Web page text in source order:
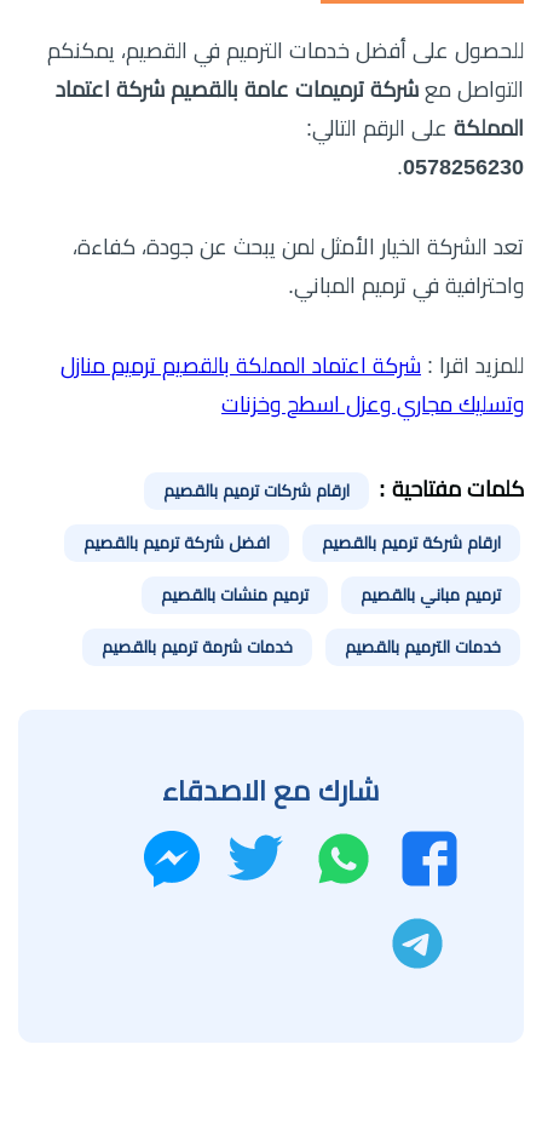
للحصول على أفضل خدمات الترميم في القصيم، يمكنكم
التواصل مع شركة ترميمات عامة بالقصيم شركة اعتماد
المملكة على الرقم التالي:
0578256230
.
تعد الشركة الخيار الأمثل لمن يبحث عن جودة، كفاءة،
واحترافية في ترميم المباني.
للمزيد اقرا : شركة اعتماد المملكة بالقصيم ترميم منازل
وتسليك مجاري وعزل اسطح وخزنات
كلمات مفتاحية : ارقام شركات ترميم بالقصيم
ارقام شركة ترميم بالقصيم افضل شركة ترميم بالقصيم
ترميم مباني بالقصيم ترميم منشات بالقصيم
خدمات الترميم بالقصيم خدمات شرمة ترميم بالقصيم
شارك مع الاصدقاء
فيسبوك
واتساب تويتر